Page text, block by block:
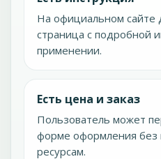
На официальном сайте
страница с подробной
применении.
Есть цена и заказ
Пользователь может
форме оформления без
ресурсам.